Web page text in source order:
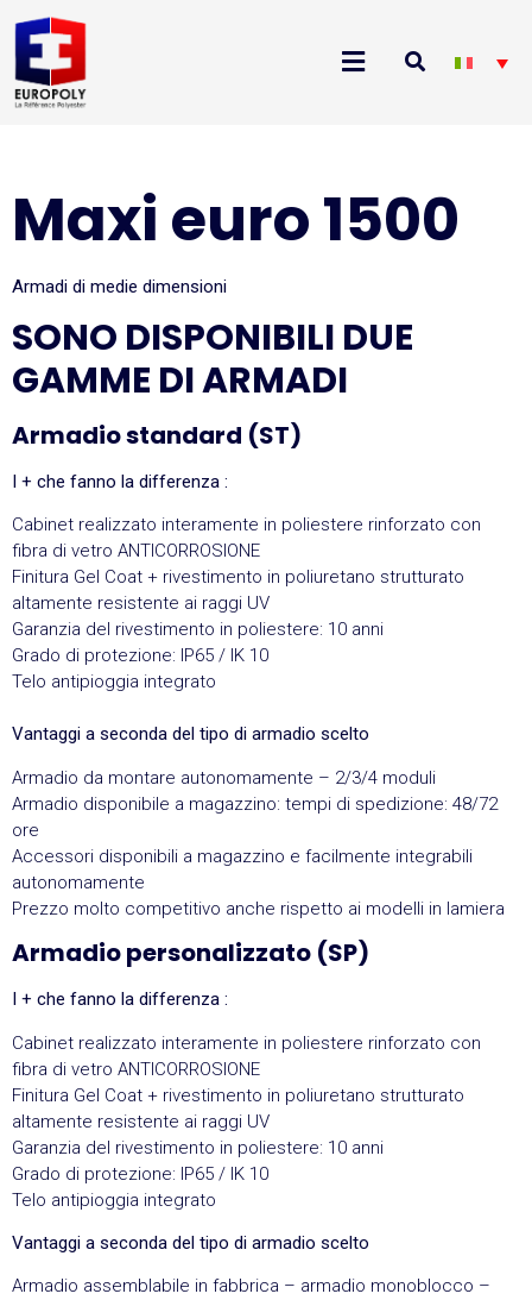
Maxi euro 1500
Armadi di medie dimensioni
SONO DISPONIBILI DUE
GAMME DI ARMADI
Armadio standard (ST)
I + che fanno la differenza :
Cabinet realizzato interamente in poliestere rinforzato con
fibra di vetro ANTICORROSIONE
Finitura Gel Coat + rivestimento in poliuretano strutturato
altamente resistente ai raggi UV
Garanzia del rivestimento in poliestere: 10 anni
Grado di protezione: IP65 / IK 10
Telo antipioggia integrato
Vantaggi a seconda del tipo di armadio scelto
Armadio da montare autonomamente – 2/3/4 moduli
Armadio disponibile a magazzino: tempi di spedizione: 48/72
ore
Accessori disponibili a magazzino e facilmente integrabili
autonomamente
Prezzo molto competitivo anche rispetto ai modelli in lamiera
Armadio personalizzato (SP)
I + che fanno la differenza :
Cabinet realizzato interamente in poliestere rinforzato con
fibra di vetro ANTICORROSIONE
Finitura Gel Coat + rivestimento in poliuretano strutturato
altamente resistente ai raggi UV
Garanzia del rivestimento in poliestere: 10 anni
Grado di protezione: IP65 / IK 10
Telo antipioggia integrato
Vantaggi a seconda del tipo di armadio scelto
Armadio assemblabile in fabbrica – armadio monoblocco –